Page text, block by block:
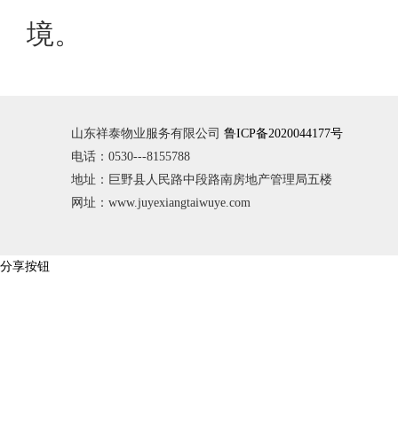
境。
山东祥泰物业服务有限公司 鲁ICP备2020044177号
电话：0530---8155788
地址：巨野县人民路中段路南房地产管理局五楼
网址：www.juyexiangtaiwuye.com
分享按钮